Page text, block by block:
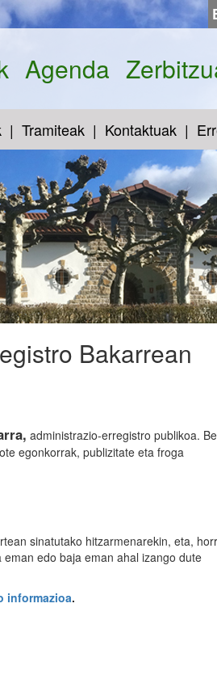
Agenda
Tramiteak Kontaktuak
Bakarrean
administrazio-erregistro publikoa.
egonkorrak, publizitate eta froga
sinatutako hitzarmenarekin, eta,
edo baja eman ahal izango dute
informazioa.